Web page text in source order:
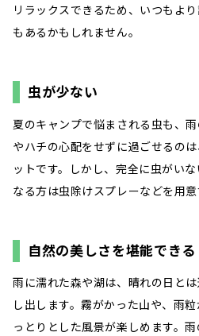
リラックスできるため、いつもよ
もあるかもしれません。
虫が少ない
夏のキャンプで悩まされる虫も、
やハチの心配をせずに過ごせるの
ットです。しかし、完全に虫がい
なる方は虫除けスプレーなどを用意
自然の美しさを堪能できる
雨に濡れた森や湖は、晴れの日と
し出します。霧がかった山や、雨
っとりとした風景が楽しめます。